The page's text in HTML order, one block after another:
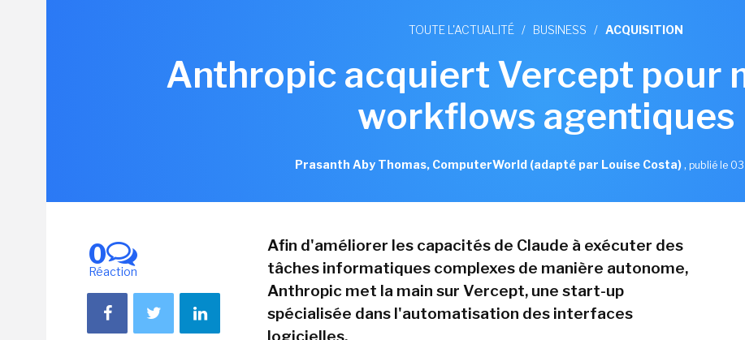
TOUTE L'ACTUALITÉ / BUSINESS / ACQUISITION
Anthropic acquiert Vercept pour
workflows agentiques
Prasanth Aby Thomas, ComputerWorld (adapté par Louise Costa), publié le
0
Réaction
Afin d'améliorer les capacités de Claude à exécuter des
tâches informatiques complexes de manière autonome,
Anthropic met la main sur Vercept, une start-up
spécialisée dans l'automatisation des interfaces